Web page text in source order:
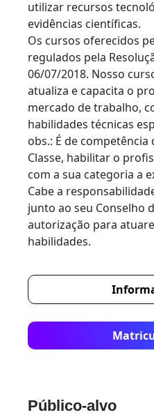
utilizar recursos
evidências científicas.
Os cursos oferecidos
regulados pela
06/07/2018. Nosso
atualiza e capacita o
mercado de trabalho,
habilidades técnicas
obs.: É de competência
Classe, habilitar o
com a sua categoria a
Cabe a
junto ao seu Conselho
autorização para
habilidades.
Público-alvo